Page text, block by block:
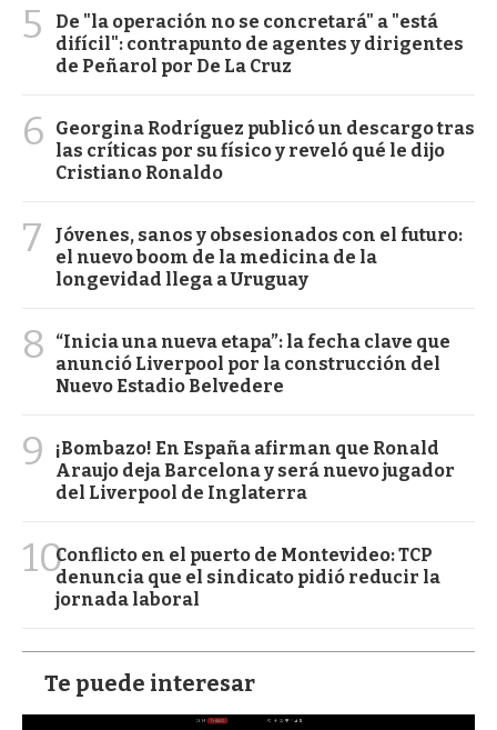
5
De "la operación no se concretará" a "está
difícil": contrapunto de agentes y dirigentes
de Peñarol por De La Cruz
6
Georgina Rodríguez publicó un descargo tras
las críticas por su físico y reveló qué le dijo
Cristiano Ronaldo
7
Jóvenes, sanos y obsesionados con el futuro:
el nuevo boom de la medicina de la
longevidad llega a Uruguay
8
“Inicia una nueva etapa”: la fecha clave que
anunció Liverpool por la construcción del
Nuevo Estadio Belvedere
9
¡Bombazo! En España afirman que Ronald
Araujo deja Barcelona y será nuevo jugador
del Liverpool de Inglaterra
10Conflicto en el puerto de Montevideo: TCP
denuncia que el sindicato pidió reducir la
jornada laboral
Te puede interesar